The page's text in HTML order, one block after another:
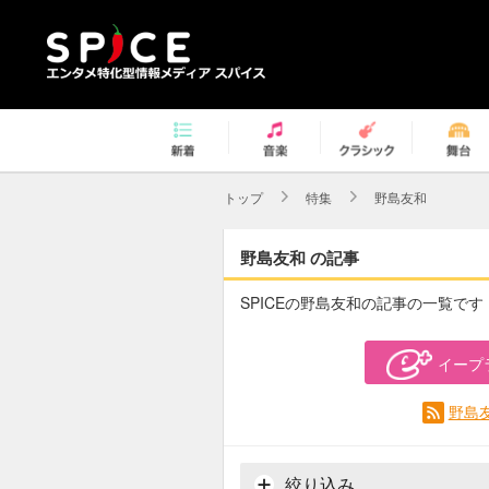
トップ 特集 野島友和
野島友和 の記事
SPICEの野島友和の記事の一覧です
イープ
野島